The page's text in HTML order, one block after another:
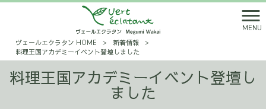
MENU
ヴェールエクラタン HOME
> 新着情報
>
料理王国アカデミーイベント登壇しました
料理王国アカデミーイベント登壇し
ました